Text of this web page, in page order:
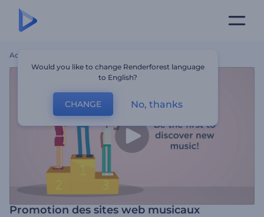
Accueil
Promotion des sites web musicaux
Would you like to change Renderforest language
to English?
CHANGE No, thanks